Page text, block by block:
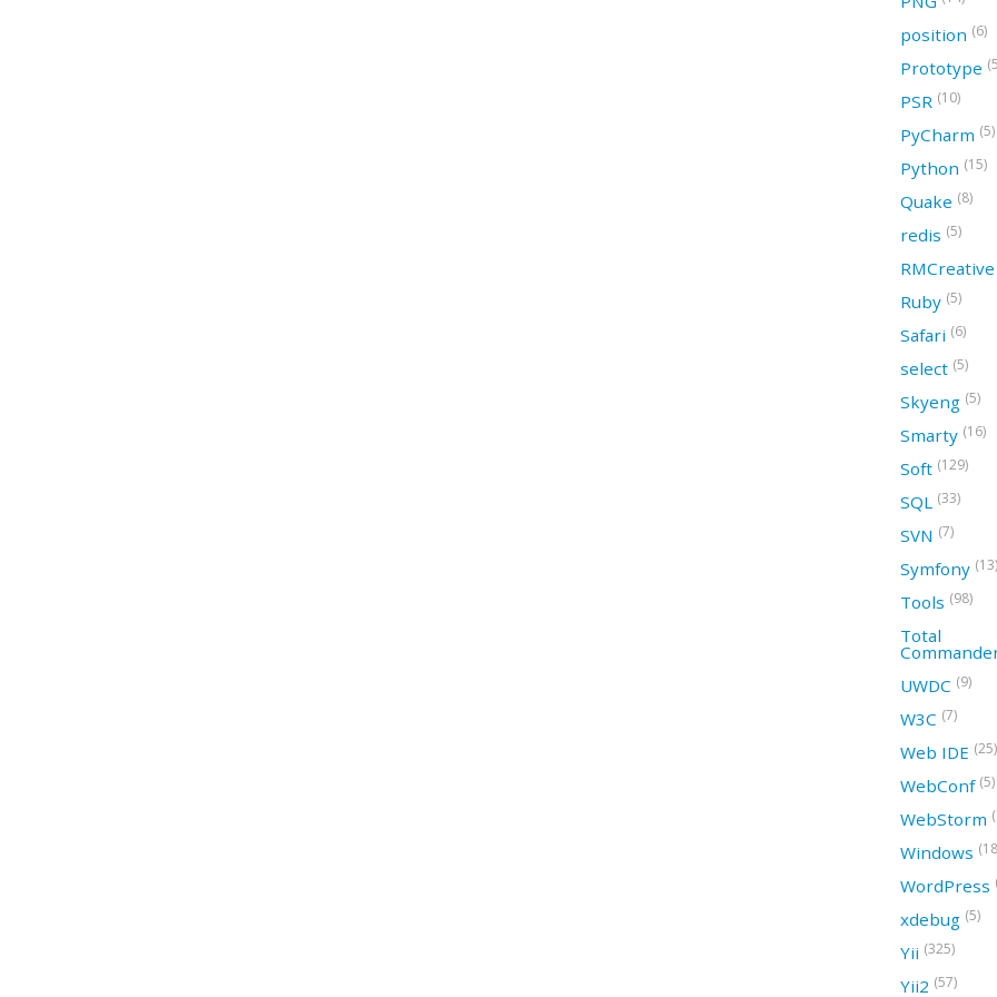
position (6)
Prototype
PSR (10)
PyCharm (5)
Python (15)
Quake (8)
redis (5)
RMCreative
Ruby (5)
Safari (6)
select (5)
Skyeng (5)
Smarty (16)
Soft (129)
SQL (33)
SVN (7)
Symfony (13)
Tools (98)
Total
UWDC (9)
W3C (7)
Web IDE (25)
WebConf (5)
WebStorm
Windows
WordPress
xdebug (5)
Yii (325)
Yii2 (57)